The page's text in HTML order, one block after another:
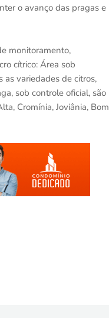
o avanço das pragas e
monitoramento,
cítrico: Área sob
as variedades de citros,
sob controle oficial, são
Cromínia, Joviânia, Bom